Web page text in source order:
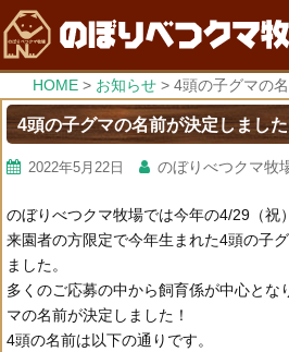
HOME > お知らせ > 4頭の子グマの
4頭の子グマの名前が決定しまし
2022年5月22日 のぼりべつクマ牧
のぼりべつクマ牧場では今年の4/29（祝
来園者の方限定で今年生まれた4頭の子
ました。
多くのご応募の中から飼育係が中心とな
マの名前が決定しました！
4頭の名前は以下の通りです。